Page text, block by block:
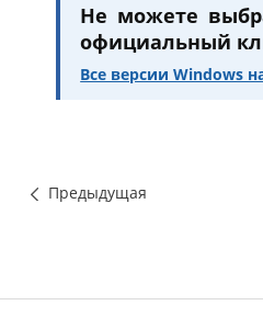
Не можете
официальный
Все версии Windows
Предыдущая